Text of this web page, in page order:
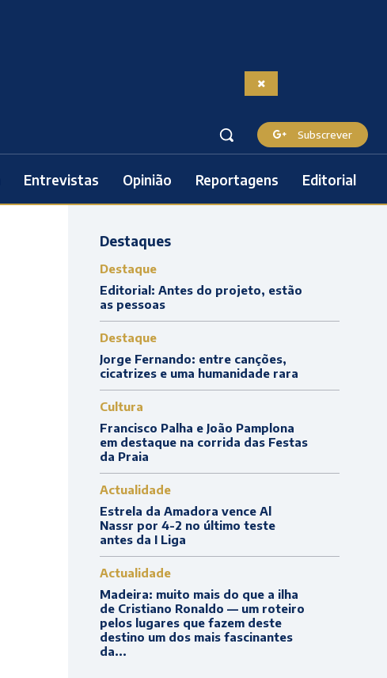
Subscrever
Entrevistas Opinião Reportagens Editorial
Destaques
Destaque
Editorial: Antes do projeto, estão
as pessoas
Destaque
Jorge Fernando: entre canções,
cicatrizes e uma humanidade rara
Cultura
Francisco Palha e João Pamplona
em destaque na corrida das Festas
da Praia
Actualidade
Estrela da Amadora vence Al
Nassr por 4-2 no último teste
antes da I Liga
Actualidade
Madeira: muito mais do que a ilha
de Cristiano Ronaldo — um roteiro
pelos lugares que fazem deste
destino um dos mais fascinantes
da...